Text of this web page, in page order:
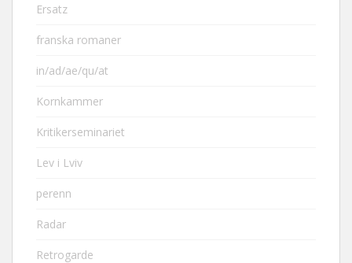
Ersatz
franska romaner
in/ad/ae/qu/at
Kornkammer
Kritikerseminariet
Lev i Lviv
perenn
Radar
Retrogarde